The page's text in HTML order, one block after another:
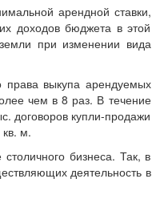
арендной ставки,
доходов бюджета в этой
при изменении вида
права выкупа арендуемых
чем в 8 раз. В течение
договоров купли-продажи
м.
бизнеса. Так, в
деятельность в